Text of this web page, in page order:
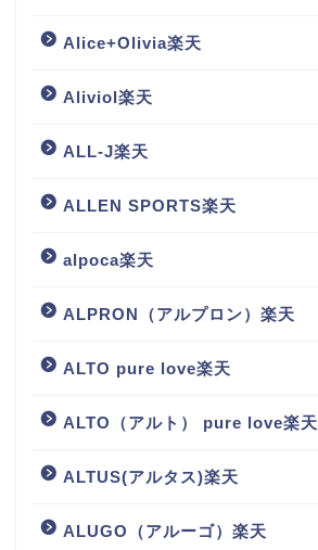
Alice+Olivia楽天
Aliviol楽天
ALL-J楽天
ALLEN SPORTS楽天
alpoca楽天
ALPRON（アルプロン）楽天
ALTO pure love楽天
ALTO（アルト） pure love楽天
ALTUS(アルタス)楽天
ALUGO（アルーゴ）楽天